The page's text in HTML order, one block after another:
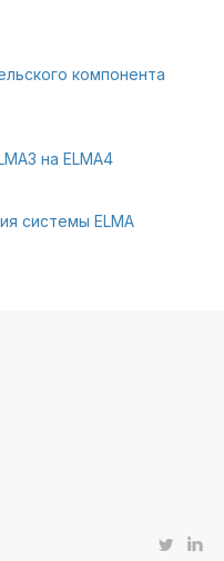
компонента
на ELMA4
системы ELMA